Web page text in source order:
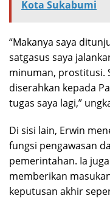
Kota Sukabumi
“Makanya saya
satgasus saya
minuman, prostitusi.
diserahkan kepada
tugas saya lagi,”
Di sisi lain, Erwin
fungsi pengawasan
pemerintahan. Ia
memberikan
keputusan akhir